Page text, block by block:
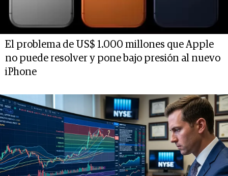
El problema de US$ 1.000 millones que Apple
no puede resolver y pone bajo presión al nuevo
iPhone